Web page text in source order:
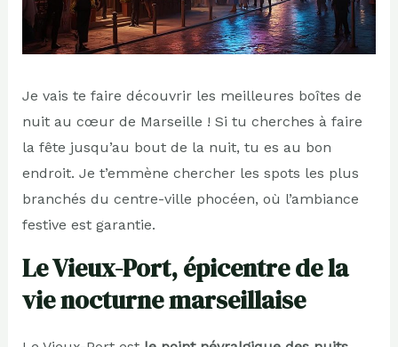
Je vais te faire découvrir les meilleures boîtes de
nuit au cœur de Marseille ! Si tu cherches à faire
la fête jusqu’au bout de la nuit, tu es au bon
endroit. Je t’emmène chercher les spots les plus
branchés du centre-ville phocéen, où l’ambiance
festive est garantie.
Le Vieux-Port, épicentre de la
vie nocturne marseillaise